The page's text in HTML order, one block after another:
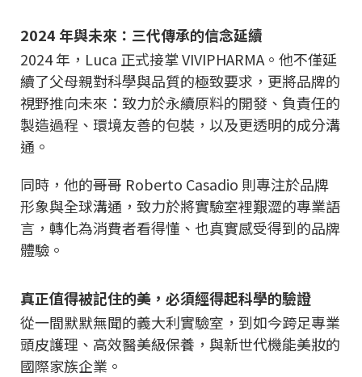
2024 年與未來：三代傳承的信念延續
2024 年，Luca 正式接掌 VIVIPHARMA。他不僅延
續了父母親對科學與品質的極致要求，更將品牌的
視野推向未來：致力於永續原料的開發、負責任的
製造過程、環境友善的包裝，以及更透明的成分溝
通。
同時，他的哥哥 Roberto Casadio 則專注於品牌
形象與全球溝通，致力於將實驗室裡艱澀的專業語
言，轉化為消費者看得懂、也真實感受得到的品牌
體驗。
真正值得被記住的美，必須經得起科學的驗證
從一間默默無聞的義大利實驗室，到如今跨足專業
頭皮護理、高效醫美級保養，與新世代機能美妝的
國際家族企業。